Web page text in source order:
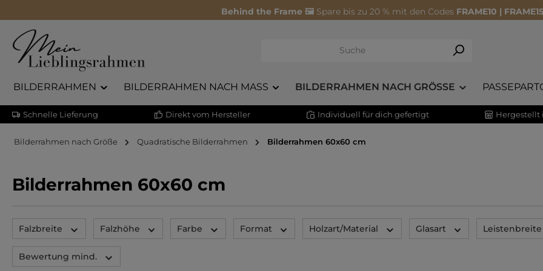
Behind the Frame 🖼️ Spare bis zu 20 % mit den Codes FRAME10 |
BILDERRAHMEN BILDERRAHMEN NACH MASS BILDERRAHMEN NACH GRÖSSE
Schnelle Lieferung Direkt vom Hersteller Individuell für dich gefertigt Hergestellt
Bilderrahmen nach Größe Quadratische Bilderrahmen Bilderrahmen 60x60 cm
Bilderrahmen 60x60 cm
Falzbreite Falzhöhe Farbe Format Holzart/Material Glasart Leistenbreite
Bewertung mind.